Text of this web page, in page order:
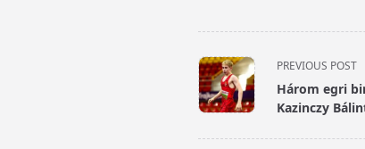
<span
class="nav-
subtitle
PREVIOUS POST
Három egri
Kazinczy